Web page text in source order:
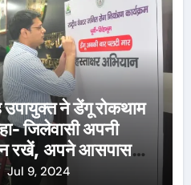
उपायुक्त ने डेंगू रोकथाम
जिलेवासी अपनी
रखें, अपने आसपास
Jul 9, 2024